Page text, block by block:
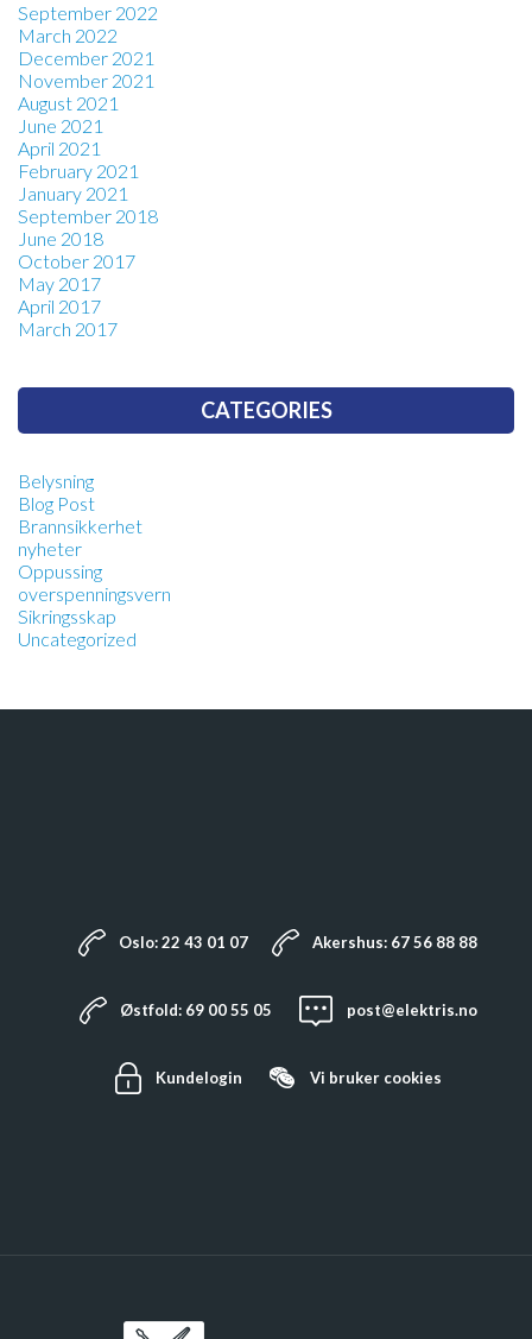
September 2022
March 2022
December 2021
November 2021
August 2021
June 2021
April 2021
February 2021
January 2021
September 2018
June 2018
October 2017
May 2017
April 2017
March 2017
CATEGORIES
Belysning
Blog Post
Brannsikkerhet
nyheter
Oppussing
overspenningsvern
Sikringsskap
Uncategorized
Oslo: 22 43 01 07 Akershus: 67 56 88 88
Østfold: 69 00 55 05 post@elektris.no
Kundelogin Vi bruker cookies